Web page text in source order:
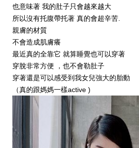
也意味著 我的肚子只會越來越大
所以沒有托腹帶托著 真的會超辛苦.
親膚的材質
不會造成肌膚癢
最近真的全靠它 就算睡覺也可以穿著
穿脫非常方便 ，也不會勒肚子
穿著還是可以感受到我女兒強大的胎動
（真的跟媽媽一樣active )